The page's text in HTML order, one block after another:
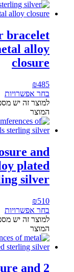
bracelet
alloy
closure
₪485
בחר אפשרויות
למוצר זה יש
המוצר
and
plated
silver
₪510
בחר אפשרויות
למוצר זה יש
המוצר
and 2